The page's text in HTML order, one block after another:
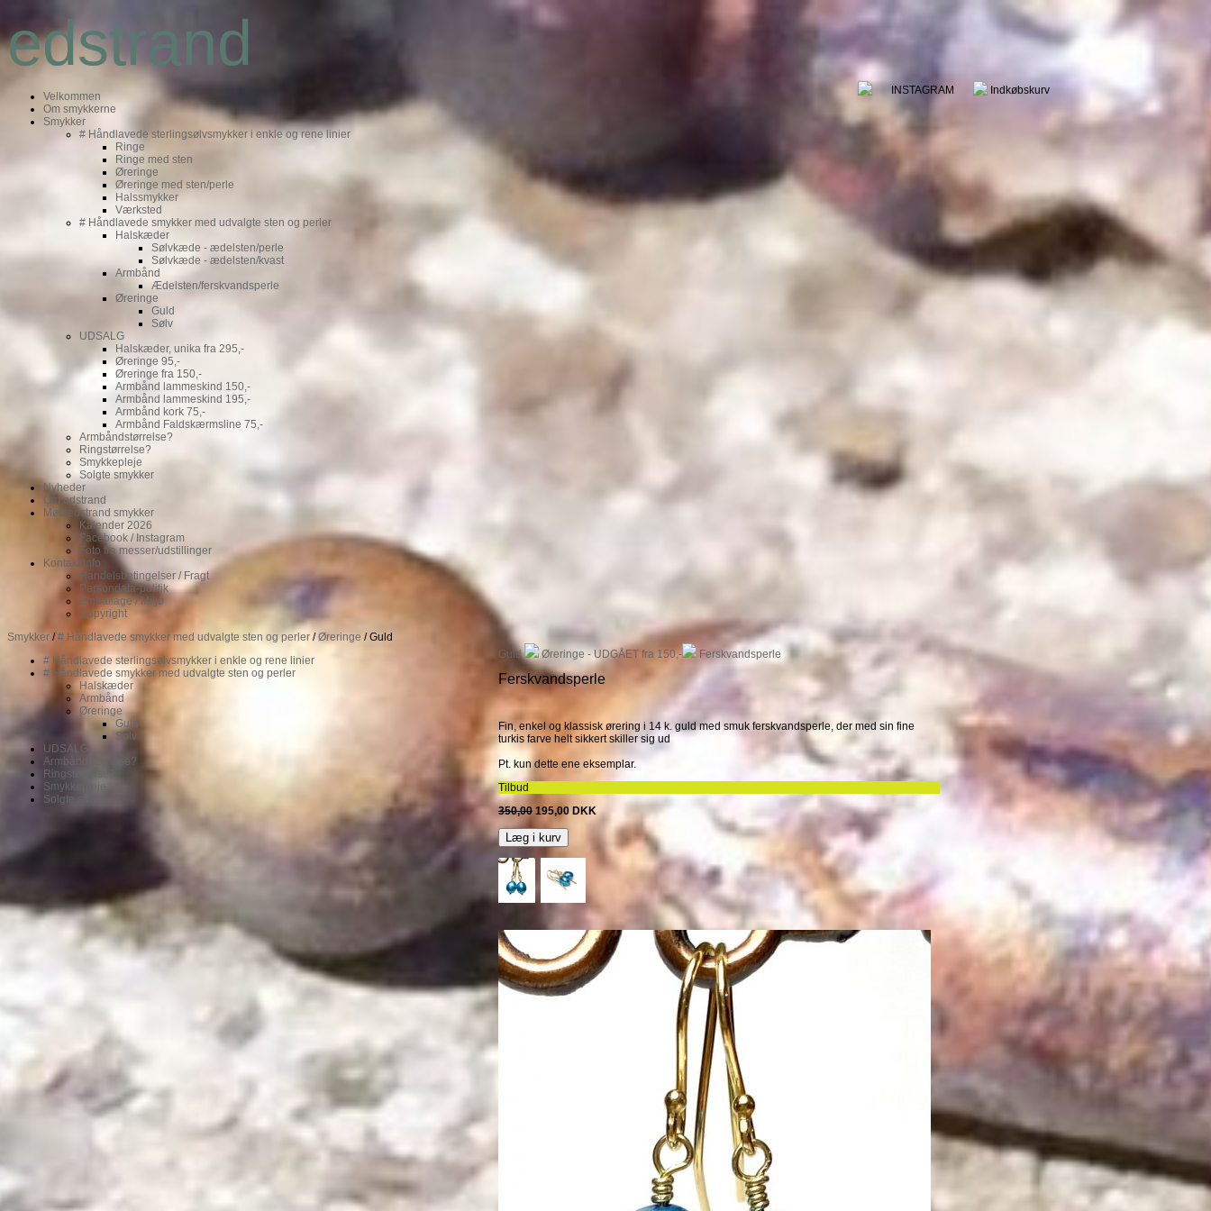
edstrand
INSTAGRAM Indkøbskurv
Velkommen
Om smykkerne
Smykker
# Håndlavede sterlingsølvsmykker i enkle og rene linier
Ringe
Ringe med sten
Øreringe
Øreringe med sten/perle
Halssmykker
Værksted
# Håndlavede smykker med udvalgte sten og perler
Halskæder
Sølvkæde - ædelsten/perle
Sølvkæde - ædelsten/kvast
Armbånd
Ædelsten/ferskvandsperle
Øreringe
Guld
Sølv
UDSALG
Halskæder, unika fra 295,-
Øreringe 95,-
Øreringe fra 150,-
Armbånd lammeskind 150,-
Armbånd lammeskind 195,-
Armbånd kork 75,-
Armbånd Faldskærmsline 75,-
Armbåndstørrelse?
Ringstørrelse?
Smykkepleje
Solgte smykker
Nyheder
Om edstrand
Mød edstrand smykker
Kalender 2026
Facebook / Instagram
Foto fra messer/udstillinger
Kontakt/Info
Handelsbetingelser / Fragt
Persondata-politik
Emballage / Miljø
Copyright
Smykker /# Håndlavede smykker med udvalgte sten og perler /Øreringe / Guld
# Håndlavede sterlingsølvsmykker i enkle og rene linier
# Håndlavede smykker med udvalgte sten og perler
Halskæder
Armbånd
Øreringe
Guld
Sølv
UDSALG
Armbåndstørrelse?
Ringstørrelse?
Smykkepleje
Solgte smykker
Guld Øreringe - UDGÅET fra 150,- Ferskvandsperle
Ferskvandsperle
Fin, enkel og klassisk ørering i 14 k. guld med smuk ferskvandsperle, der med sin fine
turkis farve helt sikkert skiller sig ud
Pt. kun dette ene eksemplar.
Tilbud
350,00 195,00 DKK
Læg i kurv